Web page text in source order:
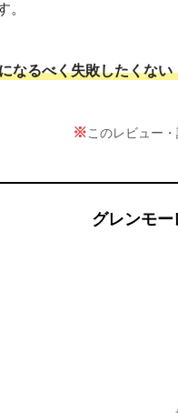
。
なるべく失敗したくない
※このレビュー
グレンモ